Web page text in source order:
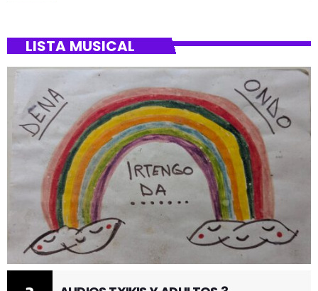
LISTA MUSICAL